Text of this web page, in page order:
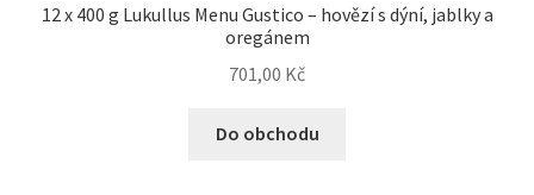
Brit pro psy
12 x 400 g Lukullus Menu Gustico – hovězí s dýní, jablky a
oregánem
701,00 Kč
Do obchodu